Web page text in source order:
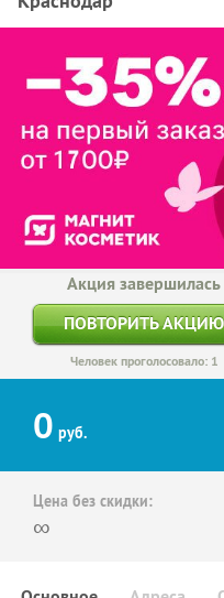
Акция завершилась
ПОВТОРИТЬ АКЦИЮ
Человек проголосовало: 1
0 руб.
Цена без скидки:
∞